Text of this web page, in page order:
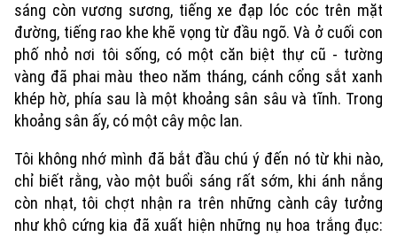
sáng còn vương sương, tiếng xe đạp lóc cóc trên mặt
đường, tiếng rao khe khẽ vọng từ đầu ngõ. Và ở cuối con
phố nhỏ nơi tôi sống, có một căn biệt thự cũ - tường
vàng đã phai màu theo năm tháng, cánh cổng sắt xanh
khép hờ, phía sau là một khoảng sân sâu và tĩnh. Trong
khoảng sân ấy, có một cây mộc lan.
Tôi không nhớ mình đã bắt đầu chú ý đến nó từ khi nào,
chỉ biết rằng, vào một buổi sáng rất sớm, khi ánh nắng
còn nhạt, tôi chợt nhận ra trên những cành cây tưởng
như khô cứng kia đã xuất hiện những nụ hoa trắng đục: